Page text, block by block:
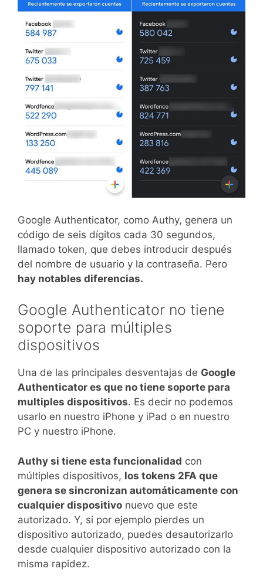
Google Authenticator, como Authy, genera un
código de seis dígitos cada 30 segundos,
llamado token, que debes introducir después
del nombre de usuario y la contraseña. Pero
hay notables diferencias.
Google Authenticator no tiene
soporte para múltiples
dispositivos
Una de las principales desventajas de Google
Authenticator es que no tiene soporte para
multiples dispositivos. Es decir no podemos
usarlo en nuestro iPhone y iPad o en nuestro
PC y nuestro iPhone.
Authy si tiene esta funcionalidad con
múltiples dispositivos, los tokens 2FA que
genera se sincronizan automáticamente con
cualquier dispositivo nuevo que este
autorizado. Y, si por ejemplo pierdes un
dispositivo autorizado, puedes desautorizarlo
desde cualquier dispositivo autorizado con la
misma rapidez.